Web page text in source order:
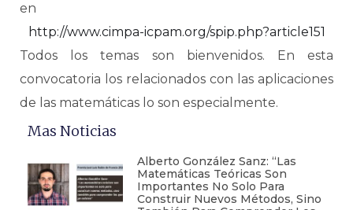
en
http://www.cimpa-icpam.org/spip.php?article151
Todos los temas son bienvenidos. En esta
convocatoria los relacionados con las aplicaciones
de las matemáticas lo son especialmente.
Mas Noticias
Alberto González Sanz: “Las
Matemáticas Teóricas Son
Importantes No Solo Para
Construir Nuevos Métodos, Sino